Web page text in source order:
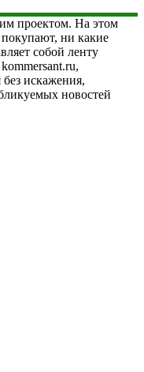
проектом. На этом
ни какие
собой ленту
искажения,
новостей